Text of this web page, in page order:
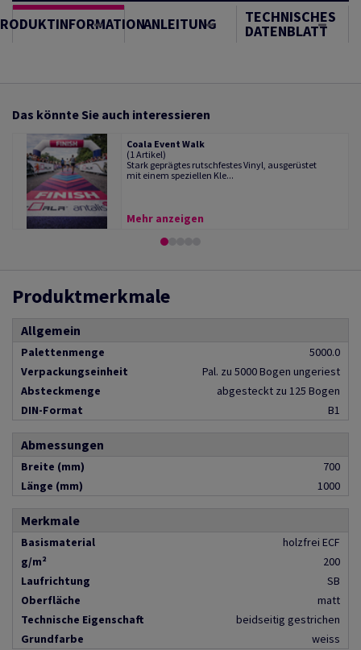
ANLEITUNG TECHNISCHES
DATENBLATT
Das könnte Sie auch interessieren
Coala Event Walk
(1 Artikel)
Stark geprägtes rutschfestes Vinyl, ausgerüstet
mit einem speziellen Kle...
Mehr anzeigen
Produktmerkmale
Allgemein
Palettenmenge
5000.0
Verpackungseinheit
Pal. zu 5000 Bogen ungeriest
Absteckmenge
abgesteckt zu 125 Bogen
DIN-Format
B1
Abmessungen
Breite (mm)
700
Länge (mm)
1000
Merkmale
Basismaterial
holzfrei ECF
g/m²
200
Laufrichtung
SB
Oberfläche
matt
Technische Eigenschaft
beidseitig gestrichen
Grundfarbe
weiss